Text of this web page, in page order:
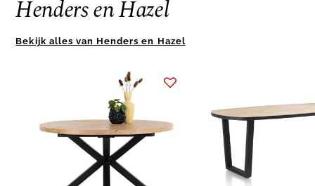
Henders en Hazel
Bekijk alles van Henders en Hazel